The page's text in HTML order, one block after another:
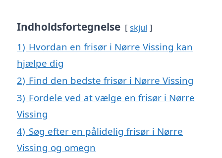
Indholdsfortegnelse skjul
1) Hvordan en frisør i Nørre Vissing kan
hjælpe dig
2) Find den bedste frisør i Nørre Vissing
3) Fordele ved at vælge en frisør i Nørre
Vissing
4) Søg efter en pålidelig frisør i Nørre
Vissing og omegn